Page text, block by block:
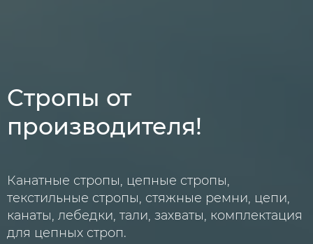
Стропы от
производителя!
Канатные стропы, цепные стропы,
текстильные стропы, стяжные ремни, цепи,
канаты, лебедки, тали, захваты, комплектация
для цепных строп.